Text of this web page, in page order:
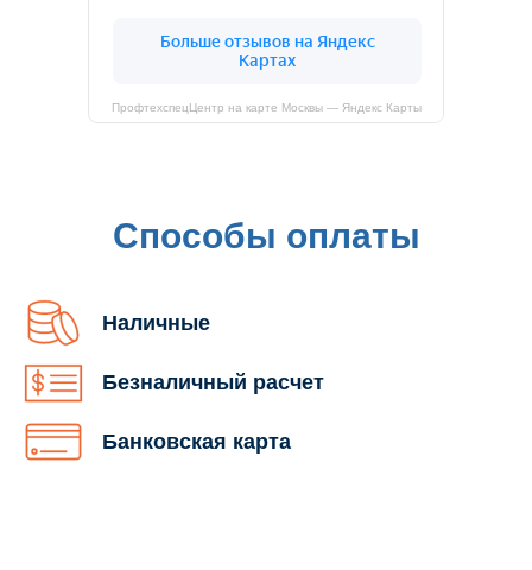
ПрофтехспецЦентр на карте Москвы — Яндекс Карты
Способы оплаты
Наличные
Безналичный расчет
Банковская карта